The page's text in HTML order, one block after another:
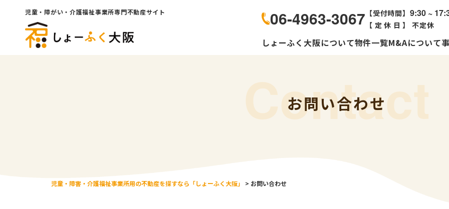
児童・障がい・介護福祉事業所専門不動産サイト 06-4963-3067 【受付時間】 9:30 ~
【定休日】不定休
しょーふく大阪について物件一覧M&Aについて
お問い合わせ
Contact
児童・障害・介護福祉事業所用の不動産を探すなら「しょーふく大阪」 > お問い合わせ